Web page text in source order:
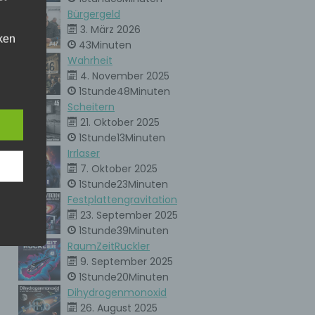
Bürgergeld
3. März 2026
43Minuten
Wahrheit
4. November 2025
1Stunde48Minuten
Scheitern
21. Oktober 2025
1Stunde13Minuten
Irrlaser
7. Oktober 2025
1Stunde23Minuten
Festplattengravitation
23. September 2025
1Stunde39Minuten
RaumZeitRuckler
9. September 2025
1Stunde20Minuten
Dihydrogenmonoxid
26. August 2025